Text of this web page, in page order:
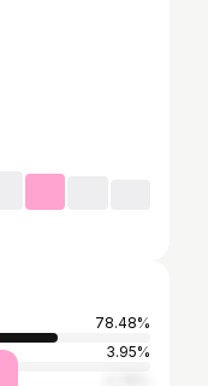
78.48%
3.95%